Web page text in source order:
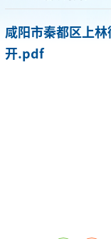
咸阳市秦都区上
开.pdf